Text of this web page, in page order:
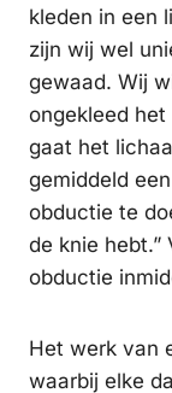
kleden in een
zijn wij wel
gewaad. Wij
ongekleed het
gaat het
gemiddeld
obductie te
de knie hebt.”
obductie
Het werk van
waarbij elke